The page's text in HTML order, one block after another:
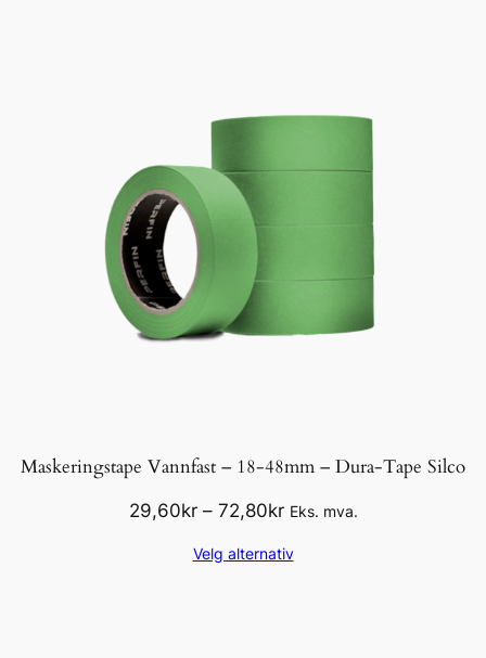
Maskeringstape Vannfast – 18-48mm – Dura-Tape Silco
29,60kr – 72,80krPrisområde:
til
Eks. mva.
Velg alternativ